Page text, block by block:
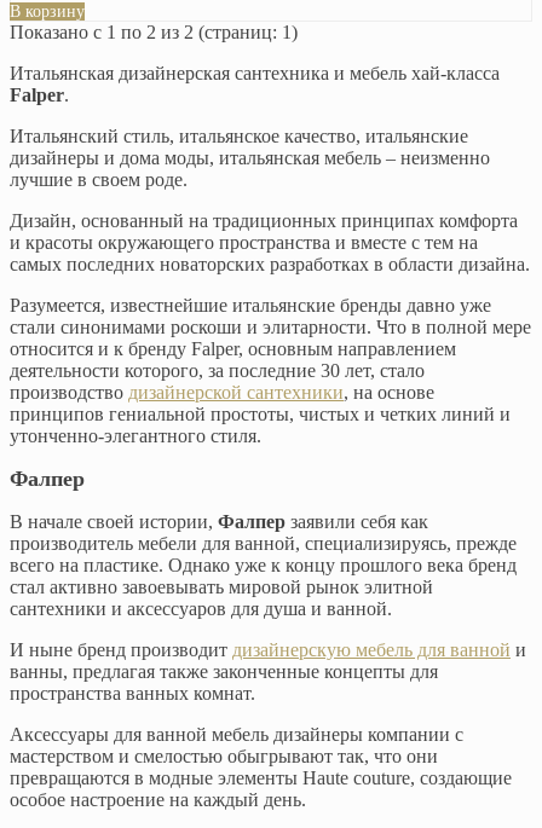
В корзину
Показано с 1 по 2 из 2 (страниц: 1)
Итальянская дизайнерская сантехника и мебель хай-класса
Falper.
Итальянский стиль, итальянское качество, итальянские
дизайнеры и дома моды, итальянская мебель – неизменно
лучшие в своем роде.
Дизайн, основанный на традиционных принципах комфорта
и красоты окружающего пространства и вместе с тем на
самых последних новаторских разработках в области дизайна.
Разумеется, известнейшие итальянские бренды давно уже
стали синонимами роскоши и элитарности. Что в полной мере
относится и к бренду Falper, основным направлением
деятельности которого, за последние 30 лет, стало
производство дизайнерской сантехники, на основе
принципов гениальной простоты, чистых и четких линий и
утонченно-элегантного стиля.
Фалпер
В начале своей истории, Фалпер заявили себя как
производитель мебели для ванной, специализируясь, прежде
всего на пластике. Однако уже к концу прошлого века бренд
стал активно завоевывать мировой рынок элитной
сантехники и аксессуаров для душа и ванной.
И ныне бренд производит дизайнерскую мебель для ванной и
ванны, предлагая также законченные концепты для
пространства ванных комнат.
Аксессуары для ванной мебель дизайнеры компании с
мастерством и смелостью обыгрывают так, что они
превращаются в модные элементы Haute couture, создающие
особое настроение на каждый день.